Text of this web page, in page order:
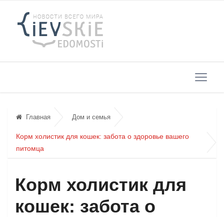
Главная Дом и семья
Корм холистик для кошек: забота о здоровье вашего
питомца
Корм холистик для
кошек: забота о